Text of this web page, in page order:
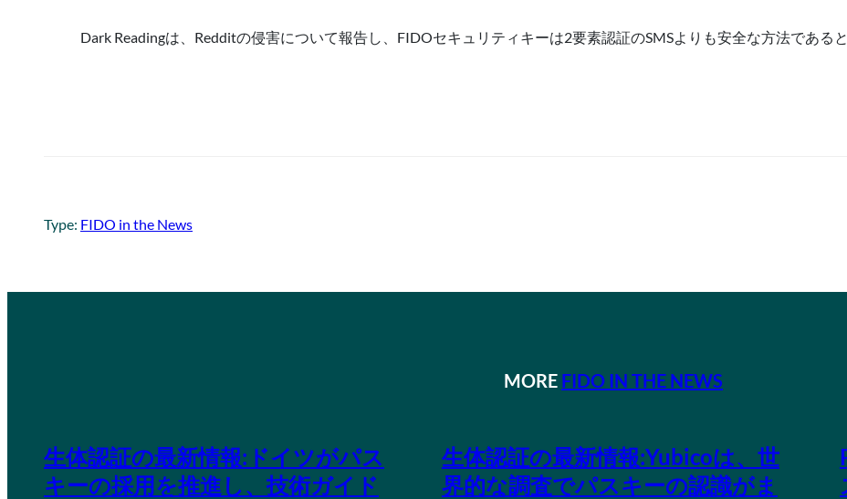
Dark Readingは、Redditの侵害について報告し、FIDOセキュリティキーは2要素認証のSMSよりも安全な方法である
Type: FIDO in the News
MORE FIDO IN THE NEWS
生体認証の最新情報:ドイツがパス
キーの採用を推進し、技術ガイド
生体認証の最新情報:Yubicoは、世
界的な調査でパスキーの認識がま